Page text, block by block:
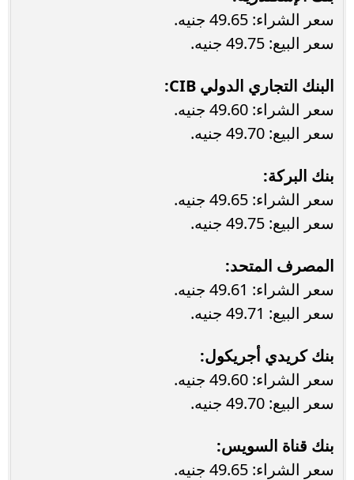
سعر الشراء: 49.65 جنيه.
سعر البيع: 49.75 جنيه.
البنك التجاري الدولي CIB:
سعر الشراء: 49.60 جنيه.
سعر البيع: 49.70 جنيه.
بنك البركة:
سعر الشراء: 49.65 جنيه.
سعر البيع: 49.75 جنيه.
المصرف المتحد:
سعر الشراء: 49.61 جنيه.
سعر البيع: 49.71 جنيه.
بنك كريدي أجريكول:
سعر الشراء: 49.60 جنيه.
سعر البيع: 49.70 جنيه.
بنك قناة السويس:
سعر الشراء: 49.65 جنيه.